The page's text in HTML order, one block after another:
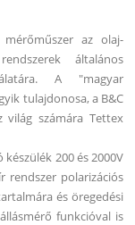
mérőműszer az olaj-
általános
A "magyar
tulajdonosa, a B&C
világ számára Tettex
200 és 2000V
rendszer polarizációs
és öregedési
funkcióval is